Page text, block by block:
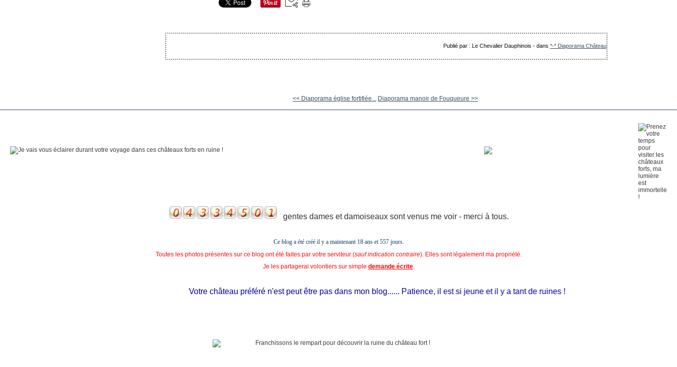
Publié par : Le Chevalier Dauphinois -dans *-* Diaporama Château
<< Diaporama église fortifiée... Diaporama manoir de Fouqueure >>
gentes dames et damoiseaux sont venus me voir - merci à tous.
Ce blog a été créé il y a maintenant 18 ans et557 jours.
Toutes les photos présentes sur ce blog ont été faites par votre serviteur (sauf indication contraire). Elles sont légalement ma propriété.
Je les partagerai volontiers sur simple demande écrite.
Votre château préféré n'est peut être pas dans mon blog...... Patience, il est si jeune et il y a tant de ruines !